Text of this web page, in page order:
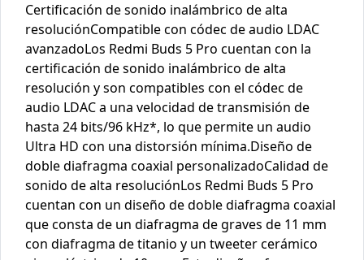
Certificación de sonido inalámbrico de alta
resoluciónCompatible con códec de audio LDAC
avanzadoLos Redmi Buds 5 Pro cuentan con la
certificación de sonido inalámbrico de alta
resolución y son compatibles con el códec de
audio LDAC a una velocidad de transmisión de
hasta 24 bits/96 kHz*, lo que permite un audio
Ultra HD con una distorsión mínima.Diseño de
doble diafragma coaxial personalizadoCalidad de
sonido de alta resoluciónLos Redmi Buds 5 Pro
cuentan con un diseño de doble diafragma coaxial
que consta de un diafragma de graves de 11 mm
con diafragma de titanio y un tweeter cerámico